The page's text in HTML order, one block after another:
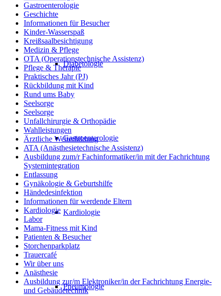
Diabetologie
Gastroenterologie
Kardiologie
Pneumologie
Gastroenterologie
Geschichte
Informationen für Besucher
Kinder-Wasserspaß
Kreißsaalbesichtigung
Medizin & Pflege
OTA (Operationstechnische Assistenz)
Pflege & Therapie
Praktisches Jahr (PJ)
Rückbildung mit Kind
Rund ums Baby
Seelsorge
Seelsorge
Unfallchirurgie & Orthopädie
Wahlleistungen
Ärztliche Weiterbildung
ATA (Anästhesietechnische Assistenz)
Ausbildung zum/r Fachinformatiker/in mit der Fachrichtung
Systemintegration
Entlassung
Gynäkologie & Geburtshilfe
Händedesinfektion
Informationen für werdende Eltern
Kardiologie
Labor
Mama-Fitness mit Kind
Patienten & Besucher
Storchenparkplatz
Trauercafé
Wir über uns
Anästhesie
Ausbildung zur/m Elektroniker/in der Fachrichtung Energie-
und Gebäudetechnik